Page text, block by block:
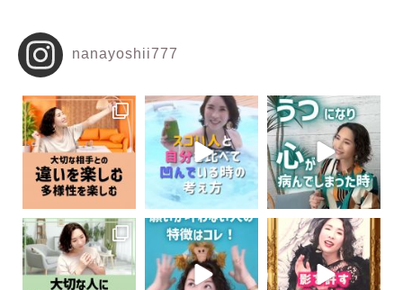
nanayoshii777